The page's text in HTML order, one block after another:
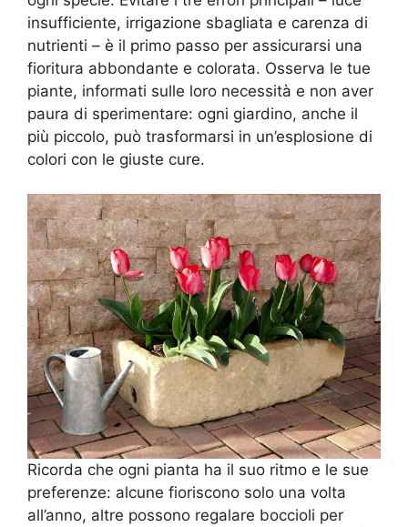
insufficiente, irrigazione sbagliata e carenza di
nutrienti – è il primo passo per assicurarsi una
fioritura abbondante e colorata. Osserva le tue
piante, informati sulle loro necessità e non aver
paura di sperimentare: ogni giardino, anche il
più piccolo, può trasformarsi in un’esplosione di
colori con le giuste cure.
Ricorda che ogni pianta ha il suo ritmo e le sue
preferenze: alcune fioriscono solo una volta
all’anno, altre possono regalare boccioli per